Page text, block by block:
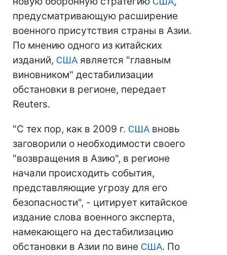
предусматривающую расширение
военного присутствия страны в Азии.
По мнению одного из китайских
изданий, США является "главным
виновником" дестабилизации
обстановки в регионе, передает
Reuters.
"С тех пор, как в 2009 г. США вновь
заговорили о необходимости своего
"возвращения в Азию", в регионе
начали происходить события,
представляющие угрозу для его
безопасности", - цитирует китайское
издание слова военного эксперта,
намекающего на дестабилизацию
обстановки в Азии по вине США. По